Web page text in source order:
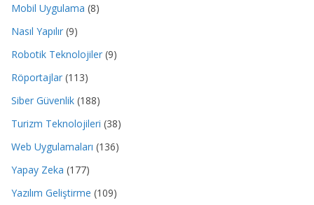
Mobil Uygulama (8)
Nasıl Yapılır (9)
Robotik Teknolojiler (9)
Röportajlar (113)
Siber Güvenlik (188)
Turizm Teknolojileri (38)
Web Uygulamaları (136)
Yapay Zeka (177)
Yazılım Geliştirme (109)